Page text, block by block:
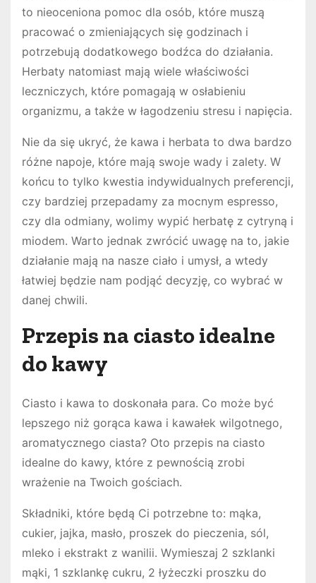
to nieoceniona pomoc dla osób, które muszą
pracować o zmieniających się godzinach i
potrzebują dodatkowego bodźca do działania.
Herbaty natomiast mają wiele właściwości
leczniczych, które pomagają w osłabieniu
organizmu, a także w łagodzeniu stresu i napięcia.
Nie da się ukryć, że kawa i herbata to dwa bardzo
różne napoje, które mają swoje wady i zalety. W
końcu to tylko kwestia indywidualnych preferencji,
czy bardziej przepadamy za mocnym espresso,
czy dla odmiany, wolimy wypić herbatę z cytryną i
miodem. Warto jednak zwrócić uwagę na to, jakie
działanie mają na nasze ciało i umysł, a wtedy
łatwiej będzie nam podjąć decyzję, co wybrać w
danej chwili.
Przepis na ciasto idealne
do kawy
Ciasto i kawa to doskonała para. Co może być
lepszego niż gorąca kawa i kawałek wilgotnego,
aromatycznego ciasta? Oto przepis na ciasto
idealne do kawy, które z pewnością zrobi
wrażenie na Twoich gościach.
Składniki, które będą Ci potrzebne to: mąka,
cukier, jajka, masło, proszek do pieczenia, sól,
mleko i ekstrakt z wanilii. Wymieszaj 2 szklanki
mąki, 1 szklankę cukru, 2 łyżeczki proszku do